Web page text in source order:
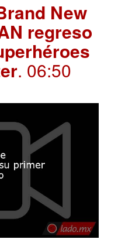
New
regreso
. 06:50